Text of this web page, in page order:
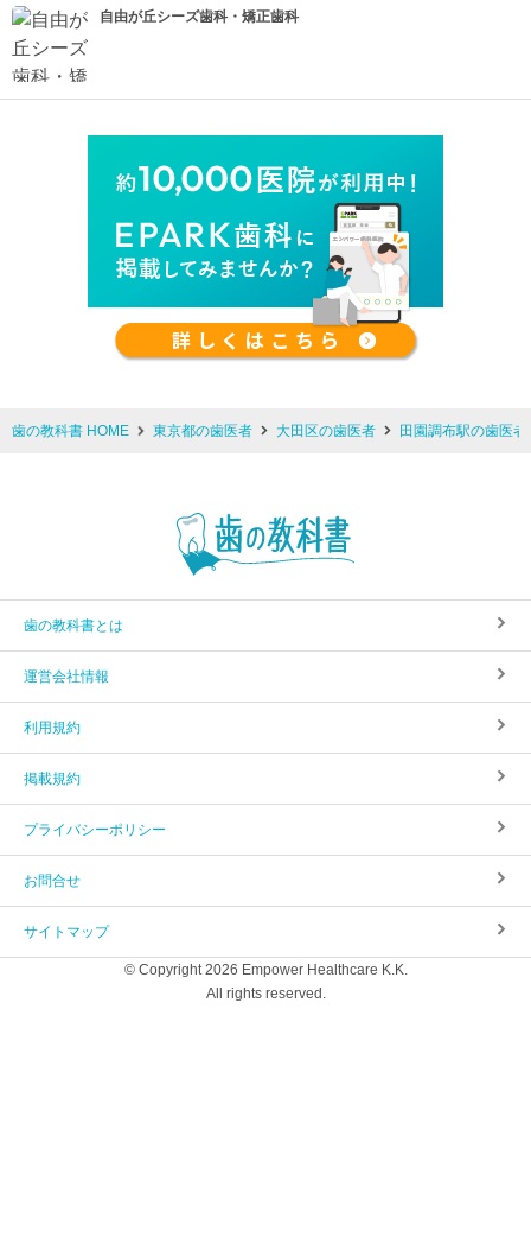
自由が丘シーズ歯科・矯正歯科
歯の教科書 HOME 東京都の歯医者 大田区の歯医者 田園調布駅の歯医者
歯の教科書とは
運営会社情報
利用規約
掲載規約
プライバシーポリシー
お問合せ
サイトマップ
© Copyright 2026 Empower Healthcare K.K.
All rights reserved.